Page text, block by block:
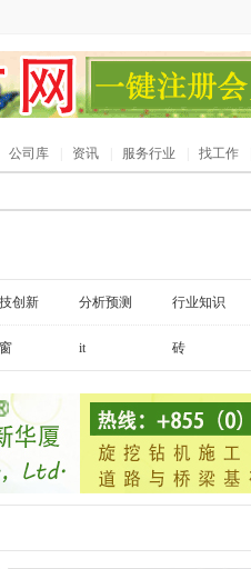
公司库 资讯 服务行业 找工作
创新 分析预测 行业知识
it 砖